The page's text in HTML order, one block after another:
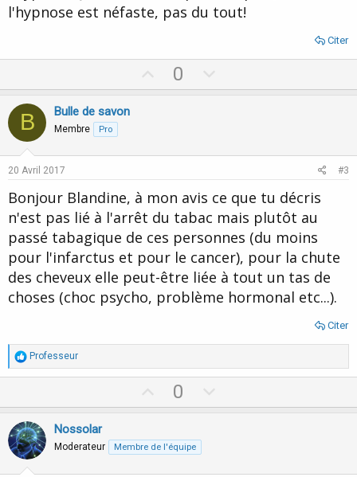
l'hypnose est néfaste, pas du tout!
Citer
p
t
0
o
v
e
B Bulle de savon
Membre Pro
20 Avril 2017 #3
Bonjour Blandine, à mon avis ce que tu décris
n'est pas lié à l'arrêt du tabac mais plutôt au
passé tabagique de ces personnes (du moins
pour l'infarctus et pour le cancer), pour la chute
des cheveux elle peut-être liée à tout un tas de
choses (choc psycho, problème hormonal etc...).
Citer
R
é
a
t
i
o
n
s
:
Professeur
p
o
0
o
Nossolar
Moderateur Membre de l'équipe